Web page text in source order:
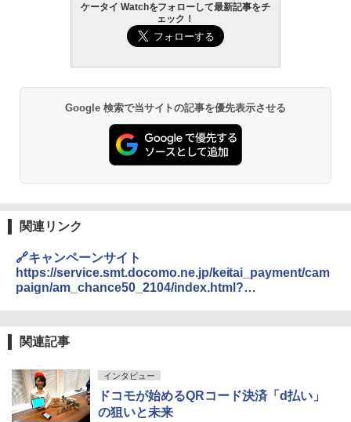
ケータイ Watchをフォローして最新記事をチ
ェック！
Google 検索で当サイトの記事を優先表示させる
関連リンク
🔗キャンペーンサイト
https://service.smt.docomo.ne.jp/keitai_payment/cam
paign/am_chance50_2104/index.html?
chance50-2104&utm_content=dapp_cpsmlbnr
関連記事
インタビュー
ドコモが始めるQRコード決済「d払い」
の狙いと未来